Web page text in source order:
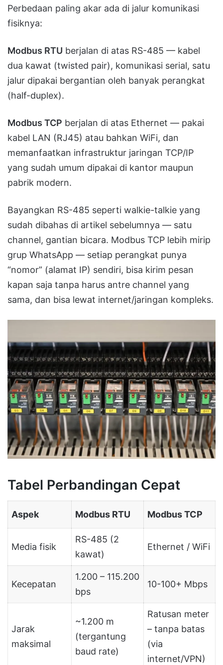
Perbedaan paling akar ada di jalur komunikasi
fisiknya:
Modbus RTU berjalan di atas RS-485 — kabel
dua kawat (twisted pair), komunikasi serial, satu
jalur dipakai bergantian oleh banyak perangkat
(half-duplex).
Modbus TCP berjalan di atas Ethernet — pakai
kabel LAN (RJ45) atau bahkan WiFi, dan
memanfaatkan infrastruktur jaringan TCP/IP
yang sudah umum dipakai di kantor maupun
pabrik modern.
Bayangkan RS-485 seperti walkie-talkie yang
sudah dibahas di artikel sebelumnya — satu
channel, gantian bicara. Modbus TCP lebih mirip
grup WhatsApp — setiap perangkat punya
“nomor” (alamat IP) sendiri, bisa kirim pesan
kapan saja tanpa harus antre channel yang
sama, dan bisa lewat internet/jaringan kompleks.
Tabel Perbandingan Cepat
Aspek Modbus RTU Modbus TCP
Media fisik
RS-485 (2
kawat)
Ethernet / WiFi
Kecepatan
1.200 – 115.200
bps
10-100+ Mbps
Jarak
maksimal
~1.200 m
(tergantung
baud rate)
Ratusan meter
– tanpa batas
(via
internet/VPN)